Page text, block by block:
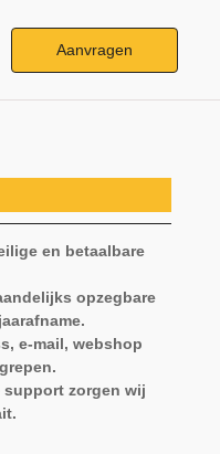
Aanvragen
en betaalbare
opzegbare
e-mail, webshop
zorgen wij